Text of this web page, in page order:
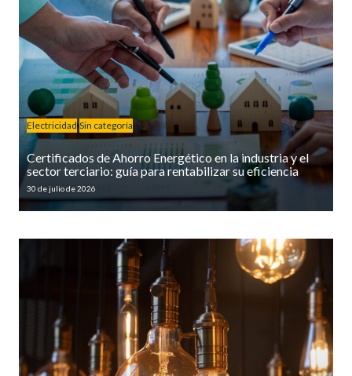
Electricidad Sin categoría
Certificados de Ahorro Energético en la industria y el
sector terciario: guía para rentabilizar su eficiencia
30 de julio de 2026